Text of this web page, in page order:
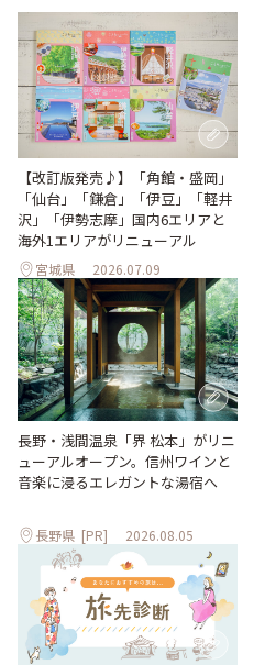
【改訂版発売♪】「角館・盛岡」
「仙台」「鎌倉」「伊豆」「軽井
沢」「伊勢志摩」国内6エリアと
海外1エリアがリニューアル
宮城県 2026.07.09
長野・浅間温泉「界 松本」がリニ
ューアルオープン。信州ワインと
音楽に浸るエレガントな湯宿へ
長野県 [PR] 2026.08.05